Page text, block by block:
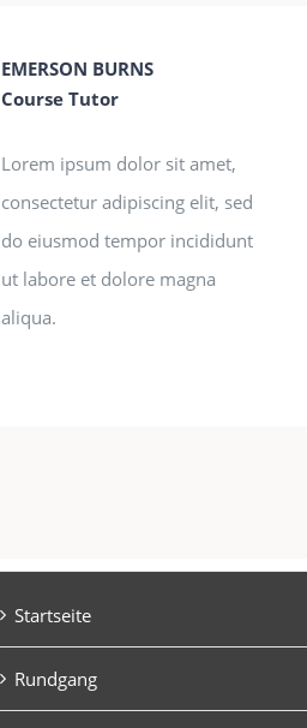
EMERSON BURNS
Course Tutor
Lorem ipsum dolor sit amet,
consectetur adipiscing elit, sed
do eiusmod tempor incididunt
ut labore et dolore magna
aliqua.
Startseite
Rundgang